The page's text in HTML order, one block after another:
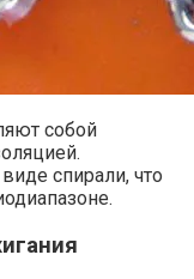
собой
спирали, что